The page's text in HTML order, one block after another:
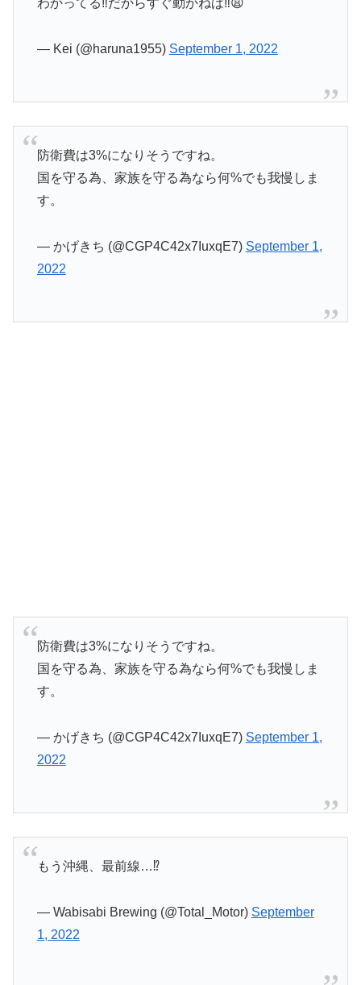
わかってる‼️だからすぐ動かねば‼️😩
— Kei (@haruna1955) September 1, 2022
防衛費は3%になりそうですね。
国を守る為、家族を守る為なら何%でも我慢しま
す。
— かげきち (@CGP4C42x7IuxqE7) September 1,
2022
防衛費は3%になりそうですね。
国を守る為、家族を守る為なら何%でも我慢しま
す。
— かげきち (@CGP4C42x7IuxqE7) September 1,
2022
もう沖縄、最前線…⁉️
— Wabisabi Brewing (@Total_Motor) September
1, 2022